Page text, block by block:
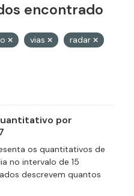
encontrado
vias
radar
por
os quantitativos de
no intervalo de 15
descrevem quantos